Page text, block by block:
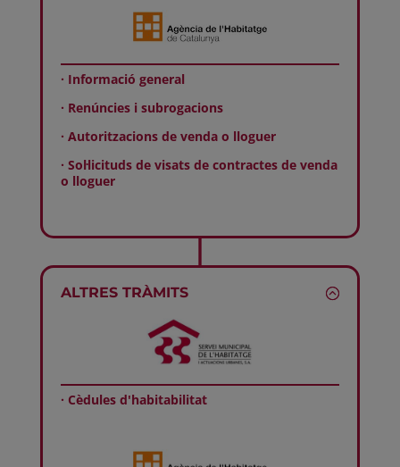
· Informació general
· Renúncies i subrogacions
· Autoritzacions de venda o lloguer
· Sol·licituds de visats de contractes de venda
o lloguer
ALTRES TRÀMITS
· Cèdules d'habitabilitat